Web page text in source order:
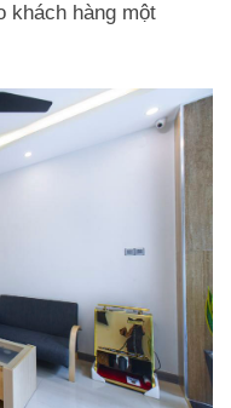
khách hàng một